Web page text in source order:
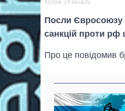
Колаж 24 каналу
Посли Євросоюзу
санкцій проти рф
Про це повідомив